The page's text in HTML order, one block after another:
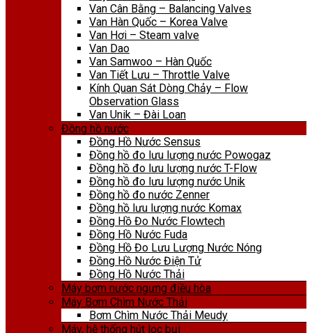
Van Cân Bằng – Balancing Valves
Van Hàn Quốc – Korea Valve
Van Hơi – Steam valve
Van Dao
Van Samwoo – Hàn Quốc
Van Tiết Lưu – Throttle Valve
Kính Quan Sát Dòng Chảy – Flow
Observation Glass
Van Unik – Đài Loan
Đồng hồ nước
Đồng Hồ Nước Sensus
Đồng hồ đo lưu lượng nước Powogaz
Đồng hồ đo lưu lượng nước T-Flow
Đồng hồ đo lưu lượng nước Unik
Đồng hồ đo nước Zenner
Đồng hồ lưu lượng nước Komax
Đồng Hồ Đo Nước Flowtech
Đồng Hồ Nước Fuda
Đồng Hồ Đo Lưu Lượng Nước Nóng
Đồng Hồ Nước Điện Tử
Đồng Hồ Nước Thải
Máy bơm nước ngưng điều hòa
Máy Bơm Chìm Nước Thải
Bơm Chìm Nước Thải Meudy
Máy, hệ thống hút lọc bụi